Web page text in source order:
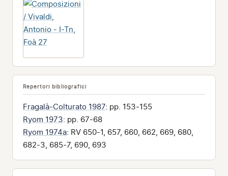
Repertori bibliografici
Fragalà-Colturato 1987: pp. 153-155
Ryom 1973: pp. 67-68
Ryom 1974a: RV 650-1, 657, 660, 662, 669, 680,
682-3, 685-7, 690, 693